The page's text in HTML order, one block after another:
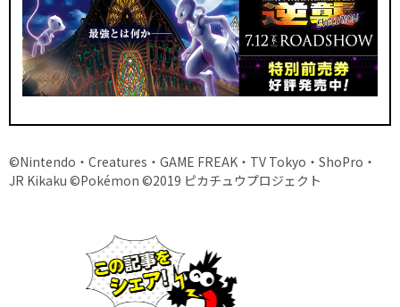
©Nintendo・Creatures・GAME FREAK・TV Tokyo・ShoPro・
JR Kikaku ©Pokémon ©2019 ピカチュウプロジェクト